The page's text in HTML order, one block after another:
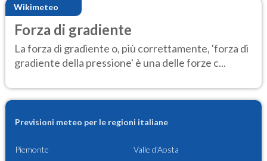
Wikimeteo
Forza di gradiente
La forza di gradiente o, più correttamente, 'forza di
gradiente della pressione' è una delle forze c...
Previsioni meteo per le regioni italiane
Piemonte Valle d'Aosta